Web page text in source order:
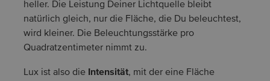
heller. Die Leistung Deiner Lichtquelle bleibt
natürlich gleich, nur die Fläche, die Du beleuchtest,
wird kleiner. Die Beleuchtungsstärke pro
Quadratzentimeter nimmt zu.
Lux ist also die Intensität, mit der eine Fläche